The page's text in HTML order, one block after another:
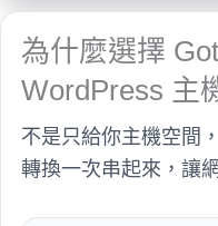
為什麼選擇
WordPress 主
不是只給你主機空間
轉換一次串起來，讓